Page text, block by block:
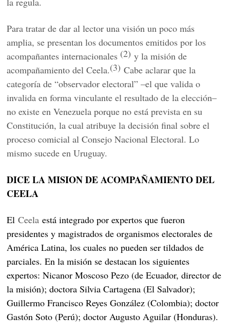
Para tratar de dar al lector una visión un poco más
amplia, se presentan los documentos emitidos por los
acompañantes internacionales (2) y la misión de
acompañamiento del Ceela.(3) Cabe aclarar que la
categoría de “observador electoral” –el que valida o
invalida en forma vinculante el resultado de la elección–
no existe en Venezuela porque no está prevista en su
Constitución, la cual atribuye la decisión final sobre el
proceso comicial al Consejo Nacional Electoral. Lo
mismo sucede en Uruguay.
DICE LA MISION DE ACOMPAÑAMIENTO DEL
CEELA
ElCeela está integrado por expertos que fueron
presidentes y magistrados de organismos electorales de
América Latina, los cuales no pueden ser tildados de
parciales. En la misión se destacan los siguientes
expertos: Nicanor Moscoso Pezo (de Ecuador, director de
la misión); doctora Silvia Cartagena (El Salvador);
Guillermo Francisco Reyes González (Colombia); doctor
Gastón Soto (Perú); doctor Augusto Aguilar (Honduras).